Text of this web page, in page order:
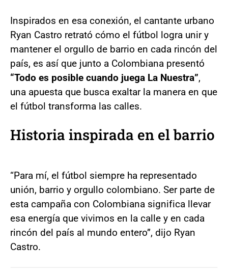
Inspirados en esa conexión, el cantante urbano
Ryan Castro retrató cómo el fútbol logra unir y
mantener el orgullo de barrio en cada rincón del
país, es así que junto a Colombiana presentó
“Todo es posible cuando juega La Nuestra”,
una apuesta que busca exaltar la manera en que
el fútbol transforma las calles.
Historia inspirada en el barrio
“Para mí, el fútbol siempre ha representado
unión, barrio y orgullo colombiano. Ser parte de
esta campaña con Colombiana significa llevar
esa energía que vivimos en la calle y en cada
rincón del país al mundo entero”, dijo Ryan
Castro.